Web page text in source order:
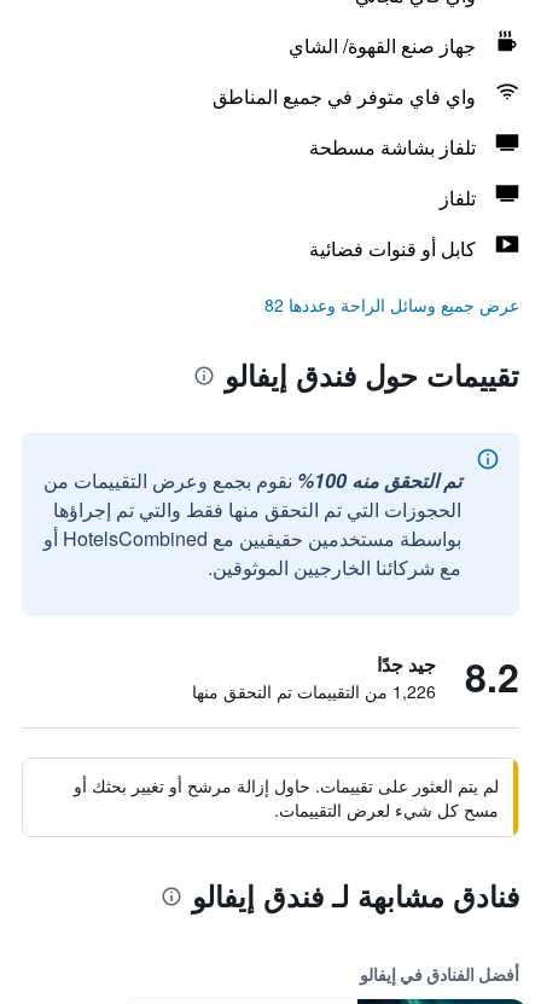
جهاز صنع القهوة/ الشاي
واي فاي متوفر في جميع المناطق
تلفاز بشاشة مسطحة
تلفاز
كابل أو قنوات فضائية
عرض جميع وسائل الراحة وعددها 82
تقييمات حول فندق إيفالو
تم التحقق منه 100%
نقوم بجمع وعرض التقييمات من
الحجوزات التي تم التحقق منها فقط والتي تم إجراؤها
بواسطة مستخدمين حقيقيين مع HotelsCombined أو
مع شركائنا الخارجيين الموثوقين.
8.2 جيد جدًا
1,226 من التقييمات تم التحقق منها
لم يتم العثور على تقييمات. حاول إزالة مرشح أو تغيير بحثك أو
مسح كل شيء لعرض التقييمات.
فنادق مشابهة لـ فندق إيفالو
أفضل الفنادق في إيفالو